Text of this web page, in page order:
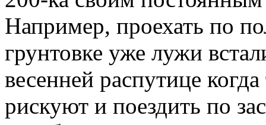
Например, проехать по
грунтовке уже лужи
весенней распутице
рискуют и поездить по